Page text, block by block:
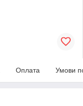
Оплата Умови